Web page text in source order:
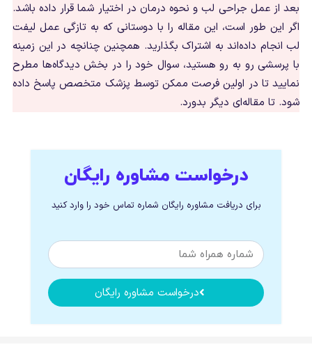
بعد از عمل جراحی لب و نحوه درمان در اختیار شما قرار داده باشد.
اگر این طور است، این مقاله را با دوستانی که به تازگی عمل لیفت
لب انجام داده‌اند به اشتراک بگذارید. همچنین چنانچه در این زمینه
با پرسشی رو به رو هستید، سوال خود را در بخش دیدگاه‌ها مطرح
نمایید تا در اولین فرصت ممکن توسط پزشک متخصص پاسخ داده
شود. تا مقاله‌ای دیگر بدورد.
درخواست مشاوره رایگان
برای دریافت مشاوره رایگان شماره تماس خود را وارد کنید
درخواست مشاوره رایگان